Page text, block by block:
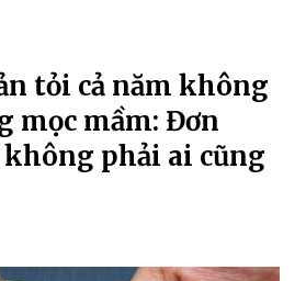
tỏi cả năm không
mọc mầm: Đơn
phải ai cũng